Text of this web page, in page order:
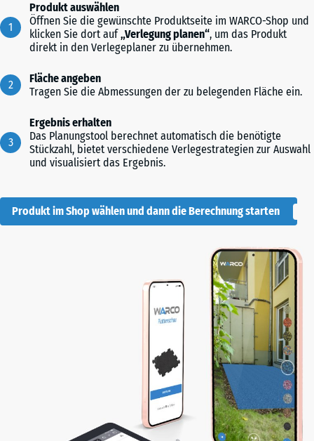
Produkt auswählen
Öffnen Sie die gewünschte Produktseite im WARCO-Shop und
klicken Sie dort auf„Verlegung planen“, um das Produkt
direkt in den Verlegeplaner zu übernehmen.
Fläche angeben
Tragen Sie die Abmessungen der zu belegenden Fläche ein.
Ergebnis erhalten
Das Planungstool berechnet automatisch die benötigte
Stückzahl, bietet verschiedene Verlegestrategien zur Auswahl
und visualisiert das Ergebnis.
Produkt im Shop wählen und dann die Berechnung starten